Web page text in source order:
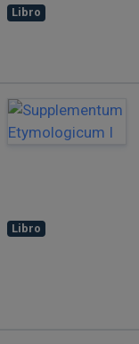
Libro
Libro